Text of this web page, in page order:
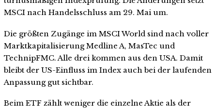
MSCI nach Handelsschluss am 29. Mai um.
Die größten Zugänge im MSCI World sind nach voller
Marktkapitalisierung Medline A, MasTec und
TechnipFMC. Alle drei kommen aus den USA. Damit
bleibt der US-Einfluss im Index auch bei der laufenden
Anpassung gut sichtbar.
Beim ETF zählt weniger die einzelne Aktie als der